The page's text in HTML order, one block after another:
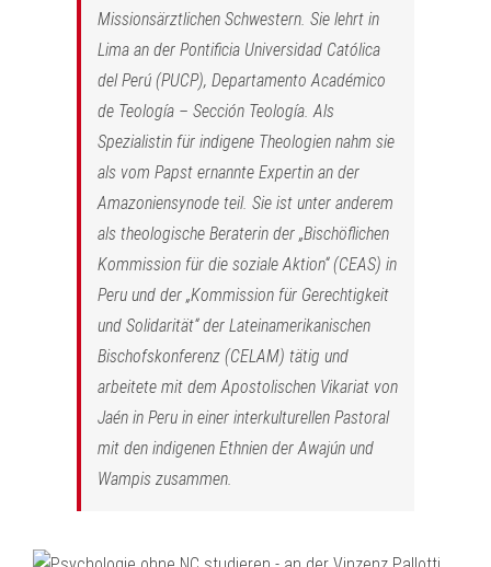
Missionsärztlichen Schwestern. Sie lehrt in
Lima an der Pontificia Universidad Católica
del Perú (PUCP), Departamento Académico
de Teología – Sección Teología. Als
Spezialistin für indigene Theologien nahm sie
als vom Papst ernannte Expertin an der
Amazoniensynode teil. Sie ist unter anderem
als theologische Beraterin der „Bischöflichen
Kommission für die soziale Aktion“ (CEAS) in
Peru und der „Kommission für Gerechtigkeit
und Solidarität“ der Lateinamerikanischen
Bischofskonferenz (CELAM) tätig und
arbeitete mit dem Apostolischen Vikariat von
Jaén in Peru in einer interkulturellen Pastoral
mit den indigenen Ethnien der Awajún und
Wampis zusammen.